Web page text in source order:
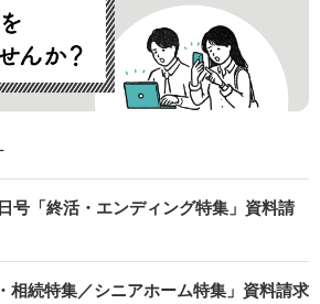
号「終活・エンディング特集」資料請
相続特集／シニアホーム特集」資料請求